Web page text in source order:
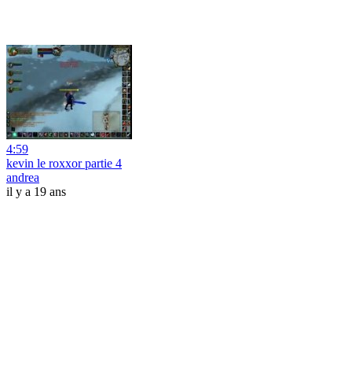
4:59
kevin le roxxor partie 4
andrea
il y a 19 ans